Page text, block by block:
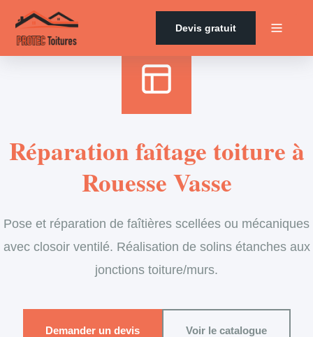
Devis gratuit
Réparation faîtage toiture à
Rouesse Vasse
Pose et réparation de faîtières scellées ou mécaniques
avec closoir ventilé. Réalisation de solins étanches aux
jonctions toiture/murs.
Demander un devis Voir le catalogue